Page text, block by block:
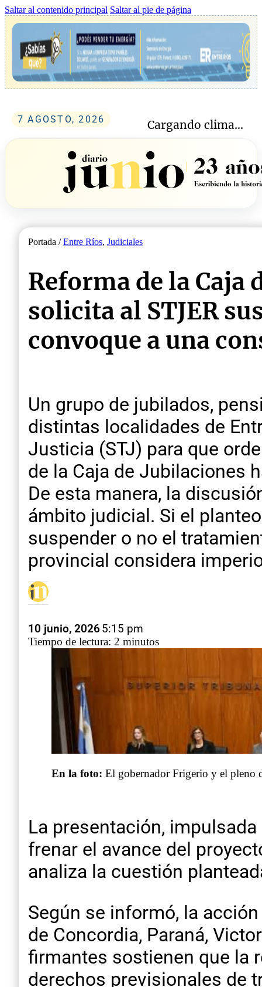
Saltar al contenido principal Saltar al pie de página
7 AGOSTO, 2026 Cargando clima...
Portada /Entre Ríos, Judiciales
Reforma de la Caja
solicita al STJER
convoque a una
Un grupo de jubilados,
distintas localidades de
Justicia (STJ) para que
de la Caja de Jubilaciones
De esta manera, la
ámbito judicial. Si el
suspender o no el
provincial considera
10 junio, 20265:15 pm
Tiempo de lectura: 2 minutos
En la foto: El gobernador Frigerio y el pleno
La presentación,
frenar el avance del
analiza la cuestión
Según se informó, la
de Concordia, Paraná,
firmantes sostienen que la
derechos previsionales de